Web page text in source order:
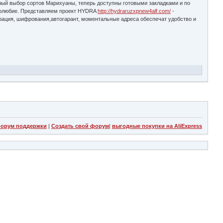
сортов Марихуаны, теперь доступны готовыми закладками и по
Представляем проект HYDRAhttp://hydraruzxpnew4alf.com/ -
шифрования,автогарант, моментальные адреса обеспечат удобство и
поддержки | Создать свой форум| выгодные покупки на AliExpress